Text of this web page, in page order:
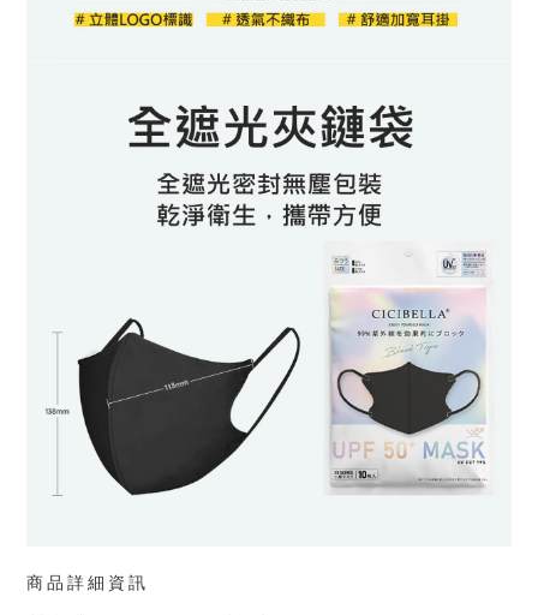
商 品 詳 細 資 訊